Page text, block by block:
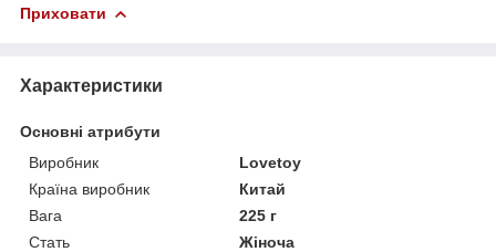
Приховати
Характеристики
Основні атрибути
Виробник
Lovetoy
Країна виробник
Китай
Вага
225 г
Стать
Жіноча